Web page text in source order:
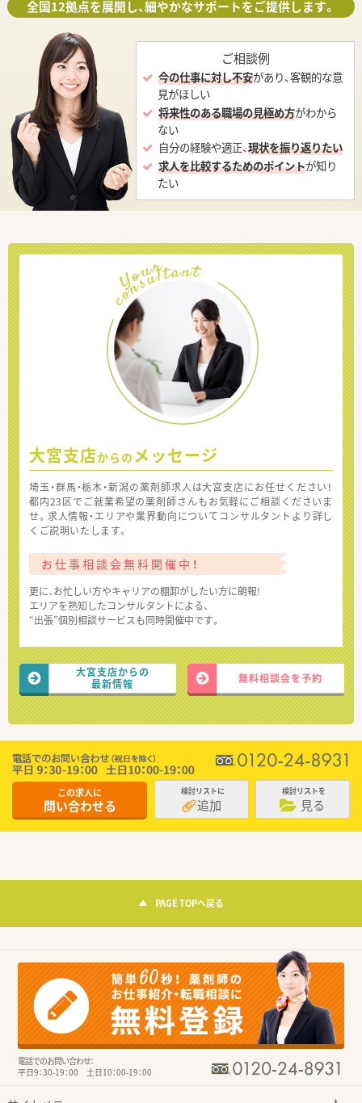
全国12拠点を展開し、細やかなサポートをご提供します。
ご相談例
今の仕事に対し不安があり、客観的な意
見がほしい
将来性のある職場の見極め方がわから
ない
自分の経験や適正、現状を振り返りたい
求人を比較するためのポイントが知り
たい
大宮支店からの メッセージ
埼玉・群馬・栃木・新潟の薬剤師求人は大宮支店にお任せください！
都内23区でご就業希望の薬剤師さんもお気軽にご相談くださいま
せ。求人情報・エリアや業界動向についてコンサルタントより詳し
くご説明いたします。
お仕事相談会無料開催中！
更に、お忙しい方やキャリアの棚卸がしたい方に朗報!
エリアを熟知したコンサルタントによる、
“出張”個別相談サービスも同時開催中です。
大宮支店からの
最新情報
無料相談会を予約
この求人に
問い合わせる
検討リストに
追加
検討リストを
見る
PAGE TOPへ戻る
電話でのお問い合わせ：
平日9：30-19：00 土日10：00-19：00